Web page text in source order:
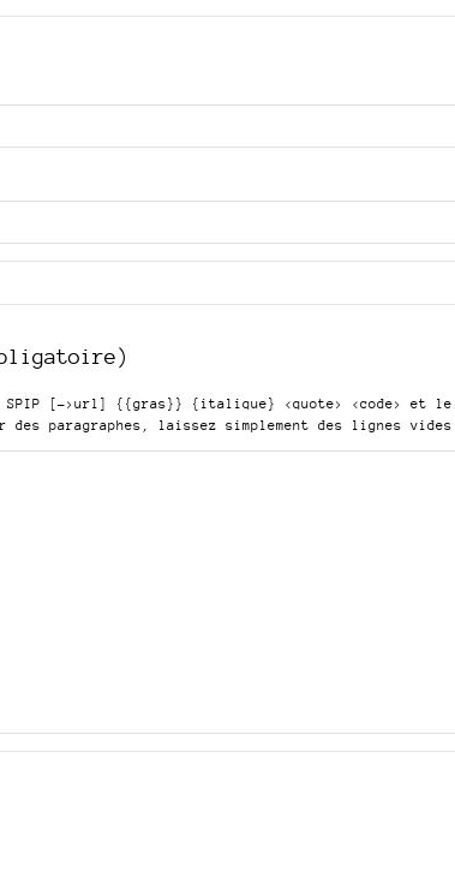
[->url] {{gras}} {italique} <quote> <code>
et le
des paragraphes, laissez simplement des lignes vides.